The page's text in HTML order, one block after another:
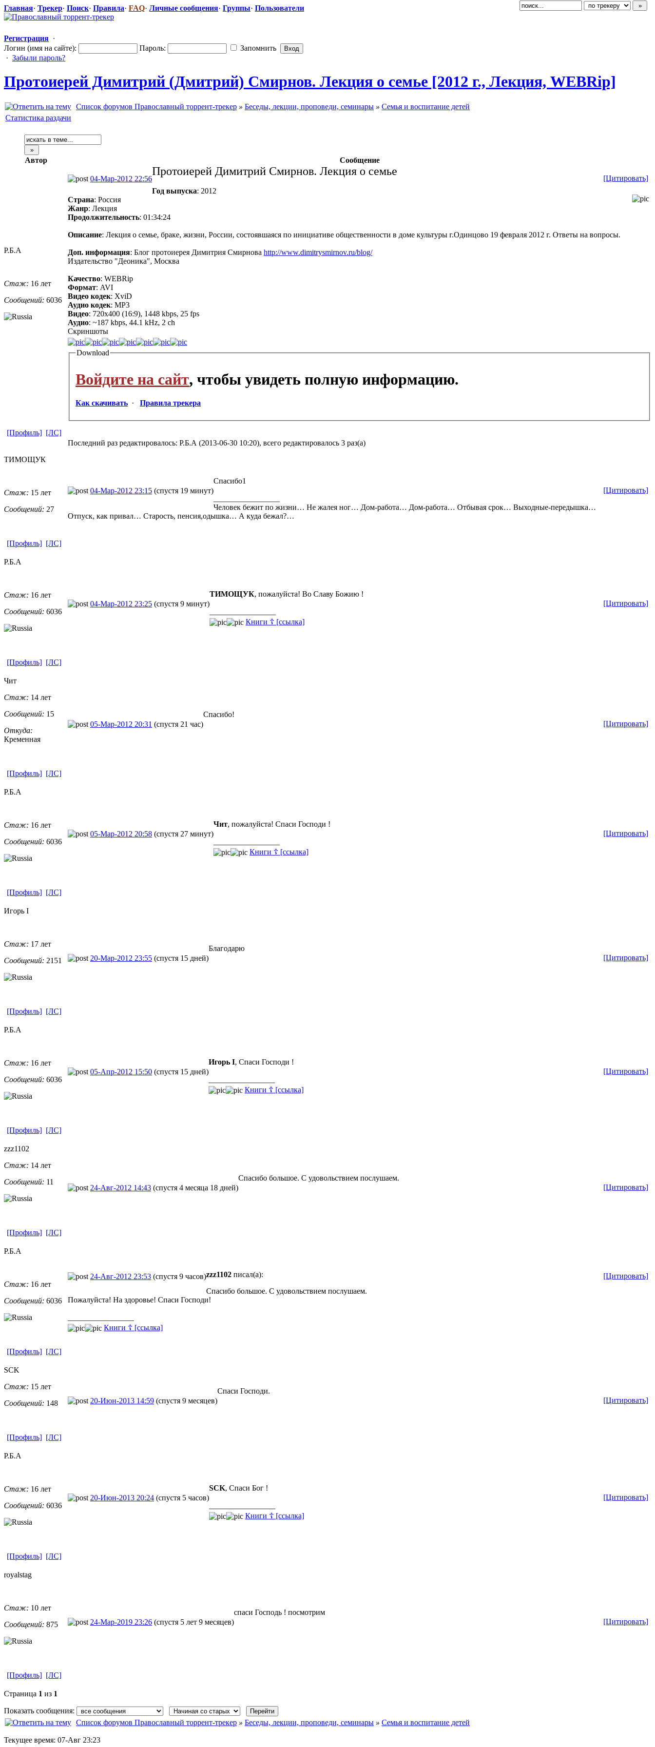
Главная· Трекер· Поиск· Правила· FAQ· Личные сообщения· Группы· Пользователи
Регистрация ·
Логин (имя на сайте):
Пароль:
Запомнить
· Забыли пароль?
Протоиерей Димитрий (Дмитрий) Смирнов. Лекция о семье [2012 г., Лекция, WEBRip]
Список форумов Православный торрент-трекер » Беседы, лекции, проповеди, семинары » Семья и воспитание детей
Статистика раздачи
Автор Сообщение
Р.Б.А
Стаж: 16 лет
Сообщений: 6036
04-Мар-2012 22:56 [Цитировать]
Протоиерей Димитрий Смирнов. Лекция о семье
Год выпуска: 2012
Страна: Россия
Жанр: Лекция
Продолжительность: 01:34:24
Описание: Лекция о семье, браке, жизни, России, состоявшаяся по инициативе общественности в доме культуры г.Одинцово 19 февраля 2012 г. Ответы на вопросы.
Доп. информация: Блог протоиерея Димитрия Смирнова http://www.dimitrysmirnov.ru/blog/
Издательство "Деоника", Москва
Качество: WEBRip
Формат: AVI
Видео кодек: XviD
Аудио кодек: MP3
Видео: 720x400 (16:9), 1448 kbps, 25 fps
Аудио: ~187 kbps, 44.1 kHz, 2 ch
Скриншоты
Download
Войдите на сайт, чтобы увидеть полную информацию.
Как скачивать · Правила трекера
Последний раз редактировалось: Р.Б.А (2013-06-30 10:20), всего редактировалось 3 раз(а)
[Профиль] [ЛС]
ТИМОЩУК
Стаж: 15 лет
Сообщений: 27
04-Мар-2012 23:15 (спустя 19 минут) [Цитировать]
Спасибо1
Человек бежит по жизни… Не жалея ног… Дом-работа… Дом-работа… Отбывая срок… Выходные-передышка…
Отпуск, как привал… Старость, пенсия,одышка… А куда бежал?…
[Профиль] [ЛС]
Р.Б.А
Стаж: 16 лет
Сообщений: 6036
04-Мар-2012 23:25 (спустя 9 минут) [Цитировать]
ТИМОЩУК, пожалуйста! Во Славу Божию !
Книги ☦ [ссылка]
[Профиль] [ЛС]
Чит
Стаж: 14 лет
Сообщений: 15
Откуда:
Кременная
05-Мар-2012 20:31 (спустя 21 час) [Цитировать]
Спасибо!
[Профиль] [ЛС]
Р.Б.А
Стаж: 16 лет
Сообщений: 6036
05-Мар-2012 20:58 (спустя 27 минут) [Цитировать]
Чит, пожалуйста! Спаси Господи !
Книги ☦ [ссылка]
[Профиль] [ЛС]
Игорь I
Стаж: 17 лет
Сообщений: 2151 20-Мар-2012 23:55 (спустя 15 дней) [Цитировать]
Благодарю
[Профиль] [ЛС]
Р.Б.А
Стаж: 16 лет
Сообщений: 6036
05-Апр-2012 15:50 (спустя 15 дней) [Цитировать]
Игорь I, Спаси Господи !
Книги ☦ [ссылка]
[Профиль] [ЛС]
zzz1102
Стаж: 14 лет
Сообщений: 11
24-Авг-2012 14:43 (спустя 4 месяца 18 дней) [Цитировать]
Спасибо большое. С удовольствием послушаем.
[Профиль] [ЛС]
Р.Б.А
Стаж: 16 лет
Сообщений: 6036
24-Авг-2012 23:53 (спустя 9 часов) [Цитировать]
zzz1102 писал(а):
Спасибо большое. С удовольствием послушаем.
Пожалуйста! На здоровье! Спаси Господи!
Книги ☦ [ссылка]
[Профиль] [ЛС]
SCK
Стаж: 15 лет
Сообщений: 148 20-Июн-2013 14:59 (спустя 9 месяцев) [Цитировать]
Спаси Господи.
[Профиль] [ЛС]
Р.Б.А
Стаж: 16 лет
Сообщений: 6036
20-Июн-2013 20:24 (спустя 5 часов) [Цитировать]
SCK, Спаси Бог !
Книги ☦ [ссылка]
[Профиль] [ЛС]
royalstag
Стаж: 10 лет
Сообщений: 875 24-Мар-2019 23:26 (спустя 5 лет 9 месяцев) [Цитировать]
спаси Господь ! посмотрим
[Профиль] [ЛС]
Страница 1 из 1
Показать сообщения:
Список форумов Православный торрент-трекер » Беседы, лекции, проповеди, семинары » Семья и воспитание детей
Текущее время: 07-Авг 23:23